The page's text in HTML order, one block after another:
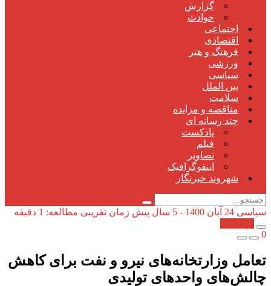
گزارش
حوادث
اجتماعی
اقتصادی
فرهنگ و هنر
ورزشی
سیاسی
بین الملل
سلامت
مناقصه و مزایده
چند رسانه ای
پادکست
فیلم
تصاویر
اینفوگرافیک
شهروند خبرنگار
سیاسی 24 آبان 1400 - 5 سال پیش
زمان تقریبی مطالعه: 1 دقیقه
0
تعامل وزارتخانه‌های نیرو و نفت برای کاهش
چالش‌های واحد‌های تولیدی